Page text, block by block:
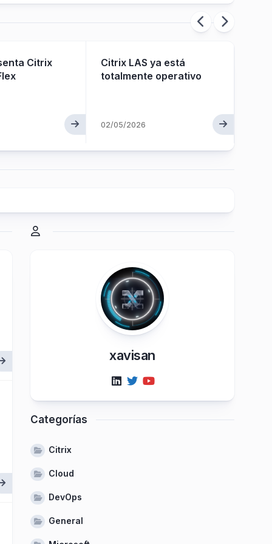
Citrix
Citrix LAS ya está
totalmente operativo
02/05/2026
xavisan
Categorías
Citrix
Cloud
DevOps
General